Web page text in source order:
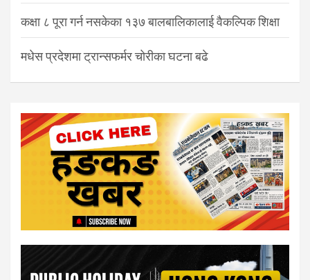
कक्षा ८ पूरा गर्न नसकेका १३७ बालबालिकालाई वैकल्पिक शिक्षा
मधेस प्रदेशमा ट्रान्सफर्मर चोरीका घटना बढे